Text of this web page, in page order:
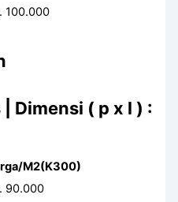
100.000
Dimensi ( p x l ) :
M2(K300)
90.000